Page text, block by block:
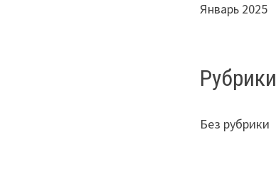
Январь 2025
Рубрики
Без рубрики